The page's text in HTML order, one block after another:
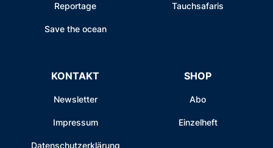
Reportage
Save the ocean
Tauchsafaris
KONTAKT
Newsletter
Impressum
Datenschutzerklärung
SHOP
Abo
Einzelheft